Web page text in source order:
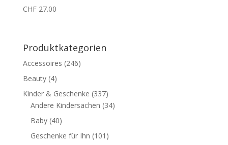
CHF27.00
Produktkategorien
Accessoires (246)
Beauty (4)
Kinder & Geschenke (337)
Andere Kindersachen (34)
Baby (40)
Geschenke für Ihn (101)